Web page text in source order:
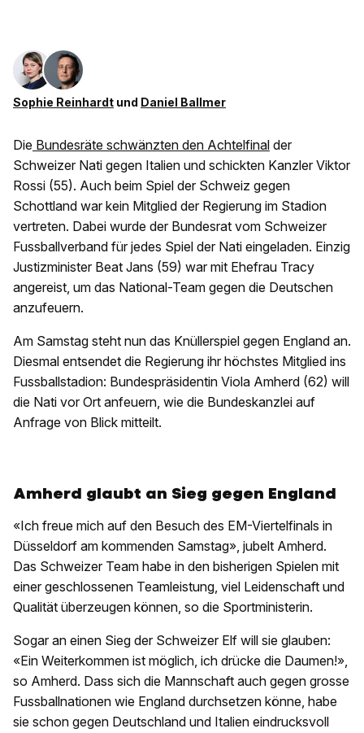
Sophie Reinhardt und Daniel Ballmer
Die Bundesräte schwänzten den Achtelfinal der
Schweizer Nati gegen Italien und schickten Kanzler Viktor
Rossi (55). Auch beim Spiel der Schweiz gegen
Schottland war kein Mitglied der Regierung im Stadion
vertreten. Dabei wurde der Bundesrat vom Schweizer
Fussballverband für jedes Spiel der Nati eingeladen. Einzig
Justizminister Beat Jans (59) war mit Ehefrau Tracy
angereist, um das National-Team gegen die Deutschen
anzufeuern.
Am Samstag steht nun das Knüllerspiel gegen England an.
Diesmal entsendet die Regierung ihr höchstes Mitglied ins
Fussballstadion: Bundespräsidentin Viola Amherd (62) will
die Nati vor Ort anfeuern, wie die Bundeskanzlei auf
Anfrage von Blick mitteilt.
Amherd glaubt an Sieg gegen England
«Ich freue mich auf den Besuch des EM-Viertelfinals in
Düsseldorf am kommenden Samstag», jubelt Amherd.
Das Schweizer Team habe in den bisherigen Spielen mit
einer geschlossenen Teamleistung, viel Leidenschaft und
Qualität überzeugen können, so die Sportministerin.
Sogar an einen Sieg der Schweizer Elf will sie glauben:
«Ein Weiterkommen ist möglich, ich drücke die Daumen!»,
so Amherd. Dass sich die Mannschaft auch gegen grosse
Fussballnationen wie England durchsetzen könne, habe
sie schon gegen Deutschland und Italien eindrucksvoll